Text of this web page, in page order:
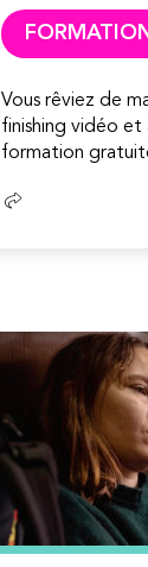
FORMATION
Vous rêviez de
finishing vidéo
formation
Lire